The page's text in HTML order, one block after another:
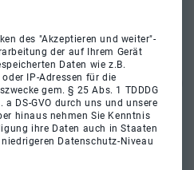
des "Akzeptieren und weiter"-
der auf Ihrem Gerät
Daten wie z.B.
IP-Adressen für die
gem. § 25 Abs. 1 TDDDG
DS-GVO durch uns und unsere
hinaus nehmen Sie Kenntnis
ihre Daten auch in Staaten
Datenschutz-Niveau